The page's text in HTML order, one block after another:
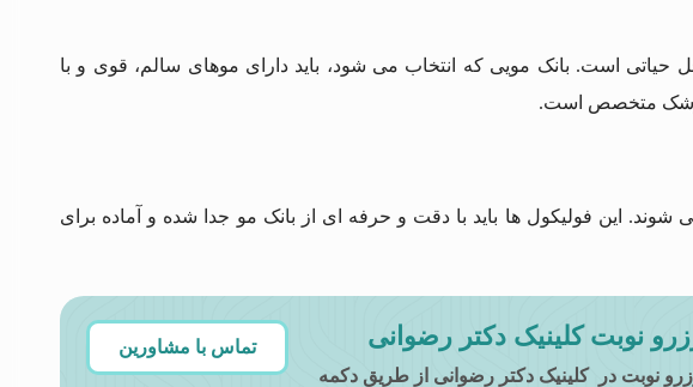
حیاتی است. بانک مویی که انتخاب می شود، باید دارای موهای سالم، قوی و با
پزشک متخصص است.
این فولیکول ها باید با دقت و حرفه ای از بانک مو جدا شده و آماده برای
نوبت کلینیک دکتر رضوانی
نوبت در کلینیک دکتر رضوانی از طریق دکمه
تماس با مشاورین